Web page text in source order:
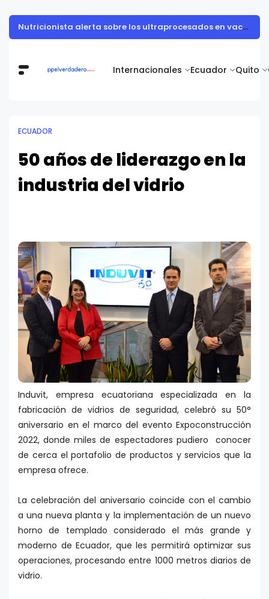
Internacionales Ecuador Quito
Vita Alimentos destaca el trabajo del campo como el primer paso hacia productos de excelencia.
ECUADOR
50 años de liderazgo en la
industria del vidrio
Induvit, empresa ecuatoriana especializada en la
fabricación de vidrios de seguridad, celebró su 50°
aniversario en el marco del evento Expoconstrucción
2022, donde miles de espectadores pudiero conocer
de cerca el portafolio de productos y servicios que la
empresa ofrece.
La celebración del aniversario coincide con el cambio
a una nueva planta y la implementación de un nuevo
horno de templado considerado el más grande y
moderno de Ecuador, que les permitirá optimizar sus
operaciones, procesando entre 1000 metros diarios de
vidrio.